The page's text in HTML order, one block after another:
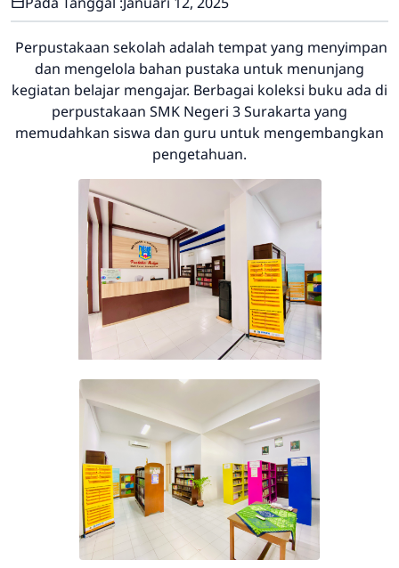
Perpustakaan sekolah adalah tempat yang menyimpan
dan mengelola bahan pustaka untuk menunjang
kegiatan belajar mengajar. Berbagai koleksi buku ada di
perpustakaan SMK Negeri 3 Surakarta yang
memudahkan siswa dan guru untuk mengembangkan
pengetahuan.